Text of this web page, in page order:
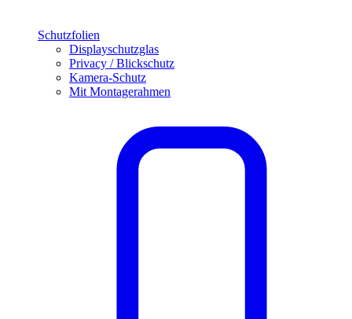
Schutzfolien
Displayschutzglas
Privacy / Blickschutz
Kamera-Schutz
Mit Montagerahmen